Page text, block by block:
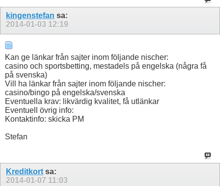
kingenstefan sa:
2014-01-03 12:19
Kan ge länkar från sajter inom följande nischer:
casino och sportsbetting, mestadels på engelska (några få
på svenska)
Vill ha länkar från sajter inom följande nischer:
casino/bingo på engelska/svenska
Eventuella krav: likvärdig kvalitet, få utlänkar
Eventuell övrig info:
Kontaktinfo: skicka PM
Stefan
Kreditkort sa:
2014-01-07 11:03